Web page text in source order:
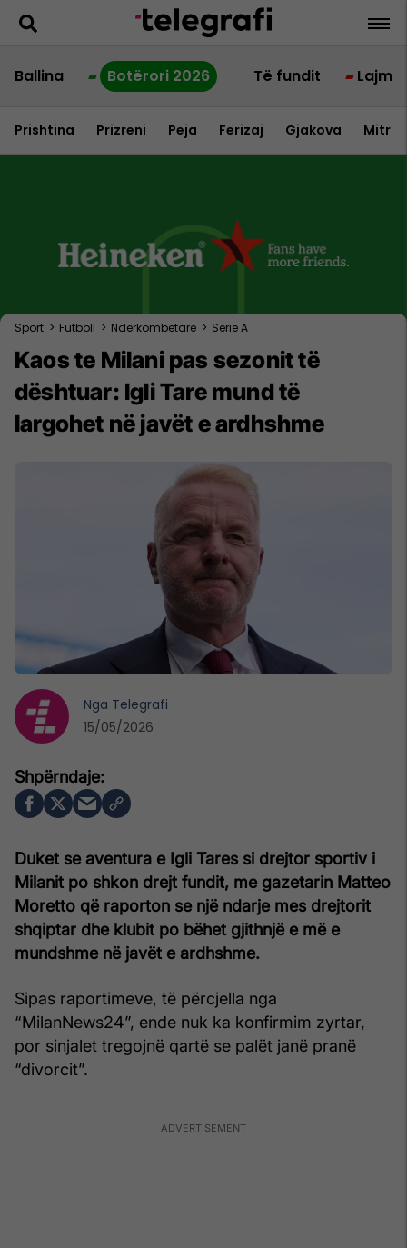
Ballina Botërori 2026 Të fundit Lajme
Prishtina Prizreni Peja Ferizaj Gjakova
Sport > Futboll > Ndërkombëtare > Serie A
Kaos te Milani pas sezonit të
dështuar: Igli Tare mund të
largohet në javët e ardhshme
Duket se aventura e Igli Tares si drejtor sportiv i
Milanit po shkon drejt fundit, me gazetarin Matteo
Moretto që raporton se një ndarje mes drejtorit
shqiptar dhe klubit po bëhet gjithnjë e më e
mundshme në javët e ardhshme.
Sipas raportimeve, të përcjella nga
“MilanNews24”, ende nuk ka konfirmim zyrtar,
por sinjalet tregojnë qartë se palët janë pranë
“divorcit”.
Nga Telegrafi
15/05/2026